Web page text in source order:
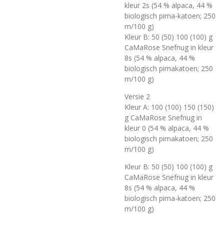
kleur 2s (54 % alpaca, 44 %
biologisch pima-katoen; 250
m/100 g)
Kleur B: 50 (50) 100 (100) g
CaMaRose Snefnug in kleur
8s (54 % alpaca, 44 %
biologisch pimakatoen; 250
m/100 g)
Versie 2
Kleur A: 100 (100) 150 (150)
g CaMaRose Snefnug in
kleur 0 (54 % alpaca, 44 %
biologisch pimakatoen; 250
m/100 g)
Kleur B: 50 (50) 100 (100) g
CaMaRose Snefnug in kleur
8s (54 % alpaca, 44 %
biologisch pima-katoen; 250
m/100 g)